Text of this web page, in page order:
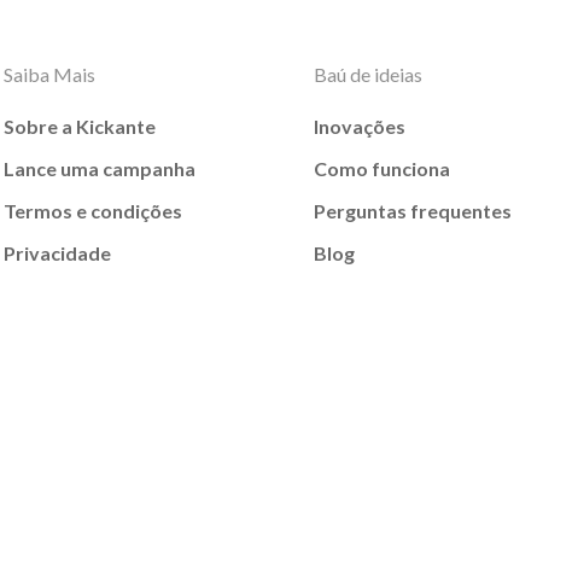
Saiba Mais
Sobre a Kickante
Lance uma campanha
Termos e condições
Privacidade
Baú de ideias
Inovações
Como funciona
Perguntas frequentes
Blog